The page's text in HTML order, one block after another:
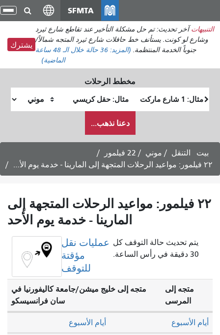
المحتوى
الرئيسي
تبديل
التنقل
تم حل مشكلة التأخير عند تقاطع شارع ثيرد
يستأنف خط حافلات شارع ثيرد المتجه شمالاً/
المنتظمة.(المزيد:36 حالة
خلال الـ 48 ساعة
يشترك
مخطط الرحلات
البداية
النهاية
في
السفر
موني 22 فيلمور
مواعيد الرحلات المتجهة إلى
المارينا - خدمة يوم الأحد
عمليات نقل
مؤقتة
حالة التوقف كل
متجه إلى خليج ميشن/جامعة كاليفورنيا في
سان فرانسيسكو